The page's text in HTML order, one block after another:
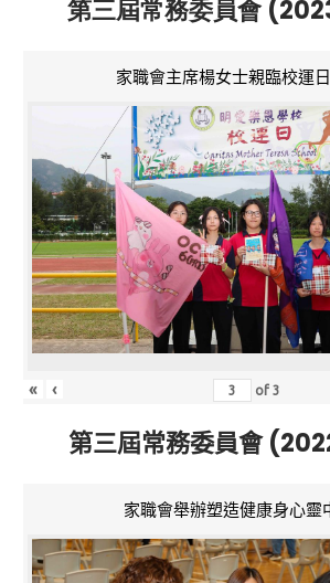
第三屆常務委員會
家職會主席楊女士親臨校運
« ‹ of3
第三屆常務委員會
家職會舉辦塑造健康身心靈